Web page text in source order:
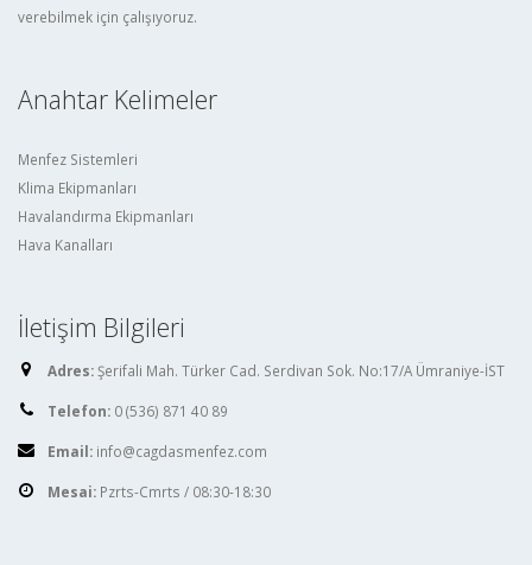
verebilmek için çalışıyoruz.
Anahtar Kelimeler
Menfez Sistemleri
Klima Ekipmanları
Havalandırma Ekipmanları
Hava Kanalları
İletişim Bilgileri
Adres:Şerifali Mah. Türker Cad. Serdivan Sok. No:17/A Ümraniye-İST
Telefon: 0 (536) 871 40 89
Email: info@cagdasmenfez.com
Mesai: Pzrts-Cmrts / 08:30-18:30